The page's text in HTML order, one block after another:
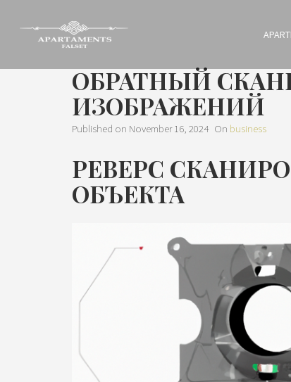
ОБРАТНЫЙ
ИЗОБРАЖЕНИЙ
Published on November 16, 2024 On business
РЕВЕРС
ОБЪЕКТА